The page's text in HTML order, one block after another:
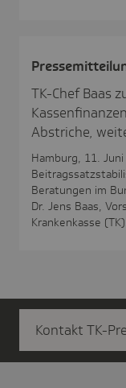
TK-Chef Baas
Abstriche,
Hamburg, 11.
Beratungen im
Dr. Jens Baas,
Krankenkasse
Kontakt TK-